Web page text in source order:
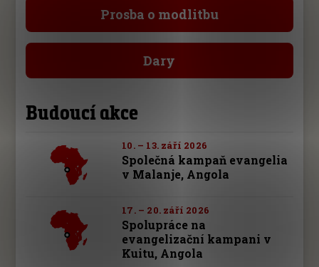
Prosba o modlitbu
Dary
Budoucí akce
10. – 13. září 2026
Společná kampaň evangelia
v Malanje, Angola
17. – 20. září 2026
Spolupráce na
evangelizační kampani v
Kuitu, Angola